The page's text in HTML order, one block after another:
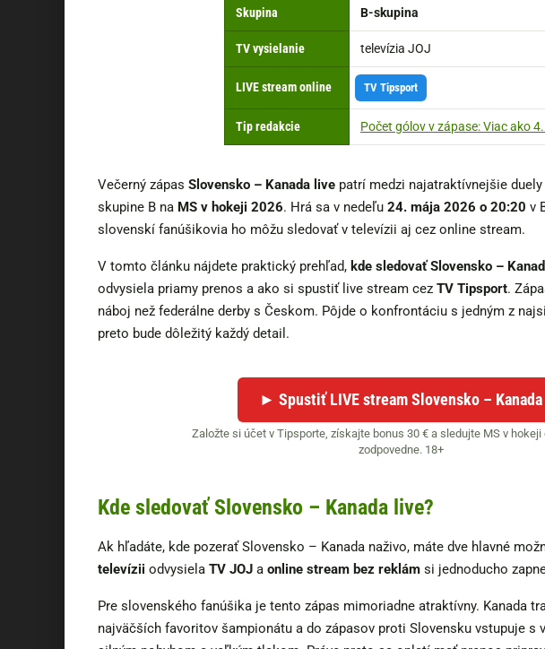
Skupina B-skupina
TV vysielanie televízia JOJ
LIVE stream online TV Tipsport
Tip redakcie Počet gólov v zápase: Viac ako
Večerný zápas Slovensko – Kanada live patrí medzi najatraktívnejšie
skupine B na MS v hokeji 2026. Hrá sa v nedeľu 24. mája 2026 o 20:20 v
slovenskí fanúšikovia ho môžu sledovať v televízii aj cez online stream.
V tomto článku nájdete praktický prehľad, kde sledovať Slovensko –
odvysiela priamy prenos a ako si spustiť live stream cez TV Tipsport.
náboj než federálne derby s Českom. Pôjde o konfrontáciu s jedným z
preto bude dôležitý každý detail.
► Spustiť LIVE stream Slovensko – Kanada
Založte si účet v Tipsporte, získajte bonus 30 € a sledujte MS v hokeji
zodpovedne. 18+
Kde sledovať Slovensko – Kanada live?
Ak hľadáte, kde pozerať Slovensko – Kanada naživo, máte dve hlavné
televízii odvysiela TV JOJ a online stream bez reklám si jednoducho
Pre slovenského fanúšika je tento zápas mimoriadne atraktívny. Kanada
najväčších favoritov šampionátu a do zápasov proti Slovensku vstupuje s